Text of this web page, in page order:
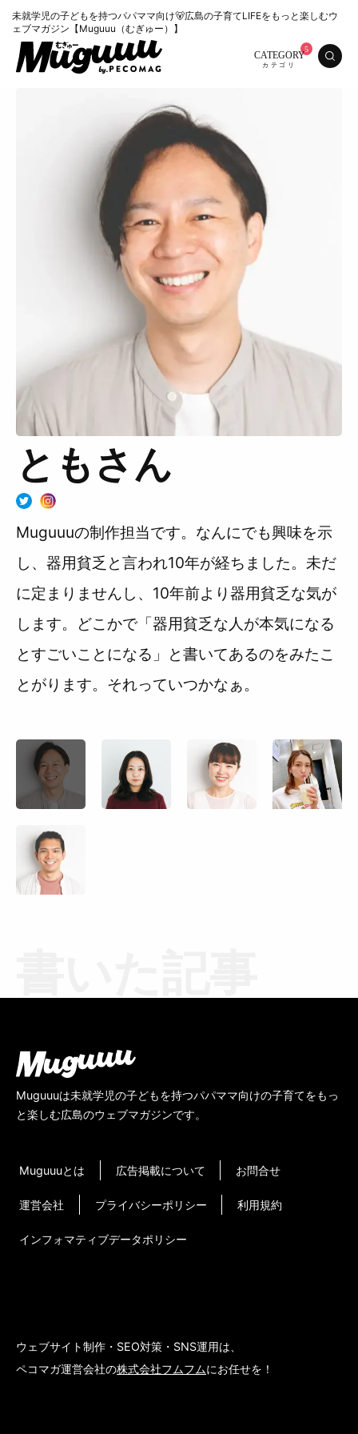
未就学児の子どもを持つパパママ向け🐻広島の子育てLIFEをもっと楽しむウ
ェブマガジン【Muguuu（むぎゅー）】
CATEGORY
特集 くらし
おいしい お知らせ
おでかけ
Muguuuとは 運営会社
プライバシーポリシー
ー
ともさん
Muguuuの制作担当です。なんにでも興味を示
し、器用貧乏と言われ10年が経ちました。未だ
に定まりませんし、10年前より器用貧乏な気が
します。どこかで「器用貧乏な人が本気になる
とすごいことになる」と書いてあるのをみたこ
とがります。それっていつかなぁ。
Muguuuは未就学児の子どもを持つパパママ向けの子育てをもっ
と楽しむ広島のウェブマガジンです。
Muguuuとは 広告掲載について お問合せ
運営会社 プライバシーポリシー 利用規約
インフォマティブデータポリシー
ウェブサイト制作・SEO対策・SNS運用は、
ペコマガ運営会社の株式会社フムフムにお任せを！